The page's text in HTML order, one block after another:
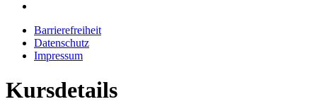
Barrierefreiheit
Datenschutz
Impressum
Kursdetails